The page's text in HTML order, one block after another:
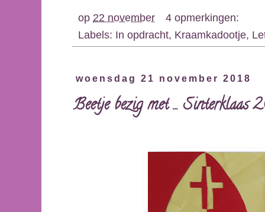
op 22 november
4 opmerkingen:
Labels: In opdracht, Kraamkadootje,
woensdag 21 november 2018
Beetje bezig met ... Sinterklaas